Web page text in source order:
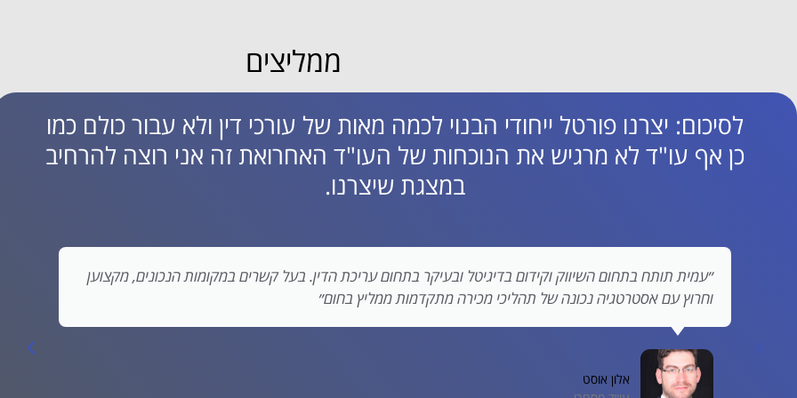
ממליצים
לסיכום: יצרנו פורטל ייחודי הבנוי לכמה מאות של עורכי דין ולא עבור כולם כמו
כן אף עו"ד לא מרגיש את הנוכחות של העו"ד האחרואת זה אני רוצה להרחיב
במצגת שיצרנו.
ובעיקר בתחום עריכת הדין. בעל קשרים במקומות הנכונים, מקצוען
מתקדמות ממליץ בחום״
"עמית איש מקצוע מהמובילים בתחום השיווק בדיגיטל.